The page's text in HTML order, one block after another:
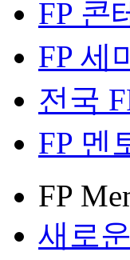
FP 콘
FP 세
전국
FP 멘
FP
새로